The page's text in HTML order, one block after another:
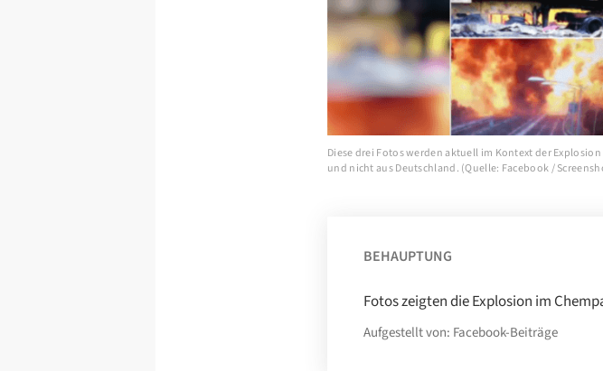
Diese drei Fotos werden aktuell im Kontext der
und nicht aus Deutschland. (Quelle: Facebook /
BEHAUPTUNG
Fotos zeigten die Explosion im
Aufgestellt von: Facebook-Beiträge